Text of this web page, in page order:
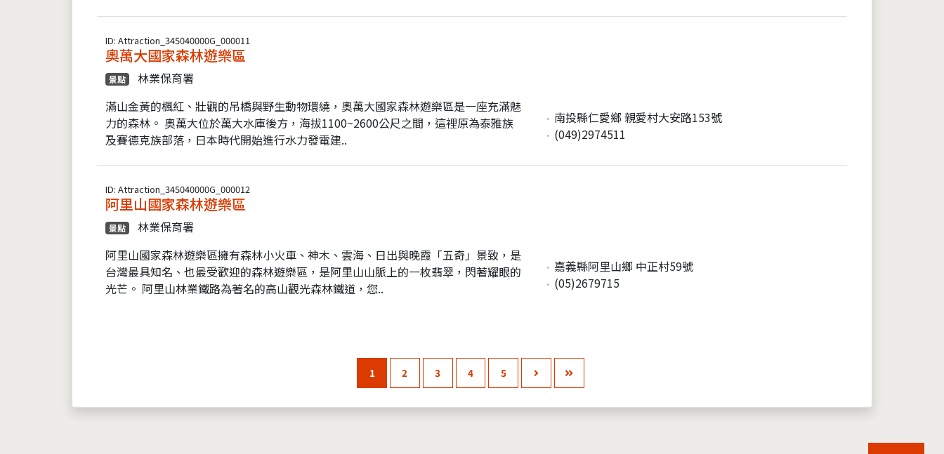
ID: Attraction_345040000G_000011
奧萬大國家森林遊樂區
景點
林業保育署
滿山金黃的楓紅、壯觀的吊橋與野生動物環繞，奧萬大國家森林遊樂區是一座充滿魅
力的森林。 奧萬大位於萬大水庫後方，海拔1100~2600公尺之間，這裡原為泰雅族
及賽德克族部落，日本時代開始進行水力發電建..
南投縣仁愛鄉 親愛村大安路153號
(049)2974511
ID: Attraction_345040000G_000012
阿里山國家森林遊樂區
景點
林業保育署
阿里山國家森林遊樂區擁有森林小火車、神木、雲海、日出與晚霞「五奇」景致，是
台灣最具知名、也最受歡迎的森林遊樂區，是阿里山山脈上的一枚翡翠，閃著耀眼的
光芒。 阿里山林業鐵路為著名的高山觀光森林鐵道，您..
嘉義縣阿里山鄉 中正村59號
(05)2679715
1 2 3 4 5